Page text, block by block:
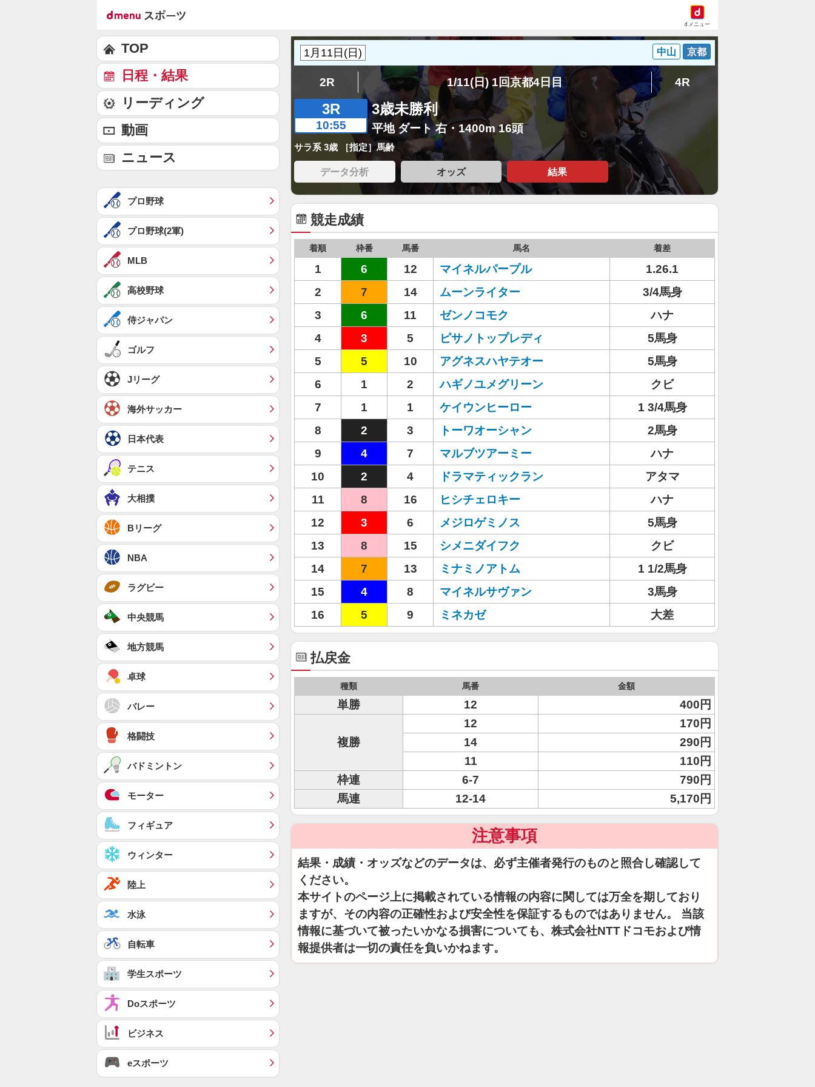
dメニュー
中山 京都
2R 1/11(日) 1回京都4日目 4R
3R
10:55
3歳未勝利
平地 ダート 右・1400m 16頭
サラ系 3歳 ［指定］馬齢
データ分析 オッズ 結果
競走成績
着順 枠番 馬番 馬名 着差
1 6 12 マイネルパープル
1.26.1
2
7 14 ムーンライター
3/4馬身
3
6 11 ゼンノコモク
ハナ
4
3 5 ピサノトップレディ
5馬身
5
5 10 アグネスハヤテオー
5馬身
6
1 2 ハギノユメグリーン
クビ
7
1 1 ケイウンヒーロー
1 3/4馬身
8
2 3 トーワオーシャン
2馬身
9
4 7 マルブツアーミー
ハナ
10
2 4 ドラマティックラン
アタマ
11
8 16 ヒシチェロキー
ハナ
12
3 6 メジロゲミノス
5馬身
13
8 15 シメニダイフク
クビ
14
7 13 ミナミノアトム
1 1/2馬身
15
4 8 マイネルサヴァン
3馬身
16
5 9 ミネカゼ 大差
払戻金
種類 馬番 金額
単勝 12 400円
複勝
12
170円
14
290円
11
110円
枠連
6-7
790円
馬連
12-14 5,170円
注意事項
結果・成績・オッズなどのデータは、必ず主催者発行のものと照合し確認して
ください。
本サイトのページ上に掲載されている情報の内容に関しては万全を期しており
ますが、その内容の正確性および安全性を保証するものではありません。 当該
情報に基づいて被ったいかなる損害についても、株式会社NTTドコモおよび情
報提供者は一切の責任を負いかねます。
TOP
日程・結果
リーディング
動画
ニュース
プロ野球
プロ野球(2軍)
MLB
高校野球
侍ジャパン
ゴルフ
Jリーグ
海外サッカー
日本代表
テニス
大相撲
Bリーグ
NBA
ラグビー
中央競馬
地方競馬
卓球
バレー
格闘技
バドミントン
モーター
フィギュア
ウィンター
陸上
水泳
自転車
学生スポーツ
Doスポーツ
ビジネス
eスポーツ